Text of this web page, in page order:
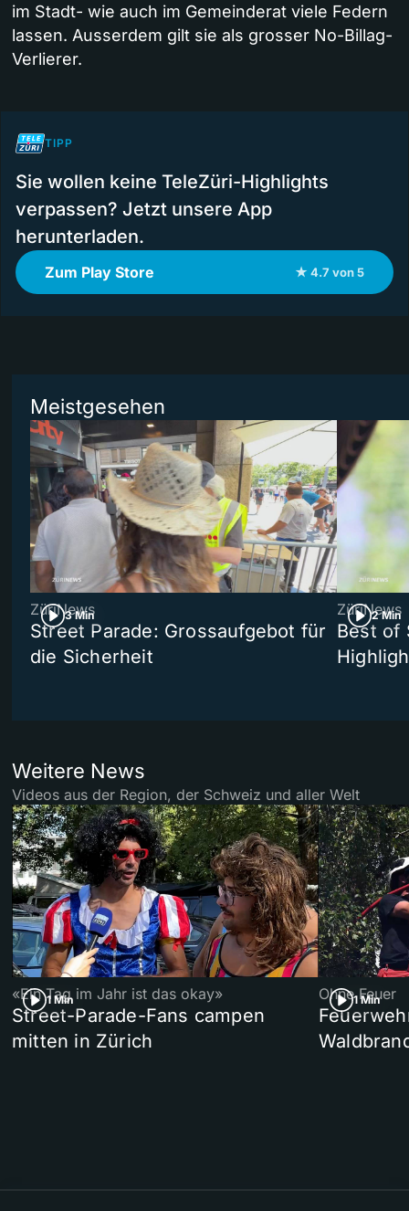
im Stadt- wie auch im Gemeinderat viele Federn
lassen. Ausserdem gilt sie als grosser No-Billag-
Verlierer.
TIPP
Sie wollen keine TeleZüri-Highlights
verpassen? Jetzt unsere App
herunterladen.
Zum Play Store ★ 4.7 von 5
Meistgesehen
3 Min
ZüriNews
Street Parade: Grossaufgebot für
die Sicherheit
2 Min
ZüriNews
Best of
Weitere News
Videos aus der Region, der Schweiz und aller Welt
1 Min
«Ein Tag im Jahr ist das okay»
Street-Parade-Fans campen
mitten in Zürich
1 Min
Ohne Feuer